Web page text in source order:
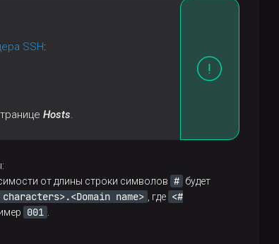
SSH:
Hosts.
от длины строки символов # будет
characters>.<Domain name> , где <#
001